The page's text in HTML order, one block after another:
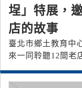
埕」特展，
店的故事
臺北市鄉土教育中
來一同聆聽12間老